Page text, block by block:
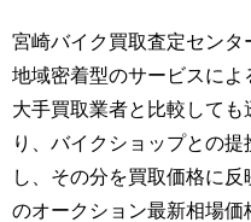
宮崎バイク買取査定セン
地域密着型のサービスによ
大手買取業者と比較して
り、バイクショップとの
し、その分を買取価格に
のオークション最新相場